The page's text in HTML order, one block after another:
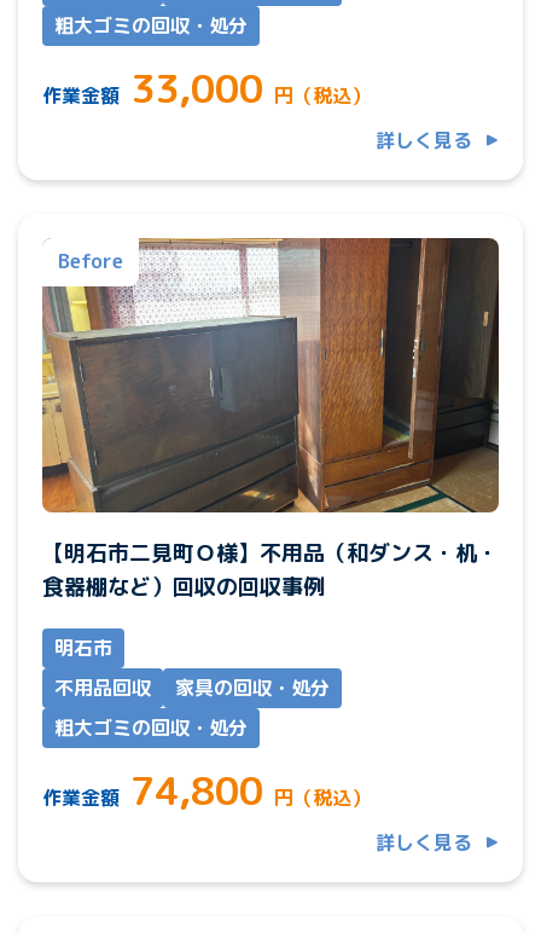
粗大ゴミの回収・処分
作業金額 33,000 円（税込）
詳しく見る
Before
【明石市二見町Ｏ様】不用品（和ダンス・机・
食器棚など）回収の回収事例
明石市
不用品回収
家具の回収・処分
粗大ゴミの回収・処分
作業金額 74,800 円（税込）
詳しく見る